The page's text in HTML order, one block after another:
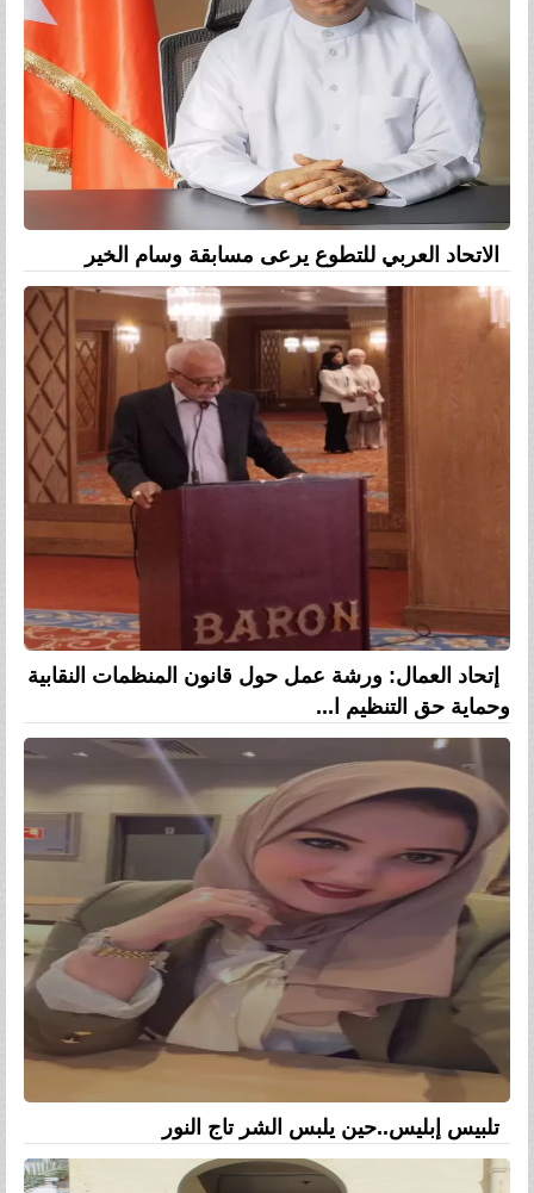
الاتحاد العربي للتطوع يرعى مسابقة وسام الخير
إتحاد العمال: ورشة عمل حول قانون المنظمات النقابية
وحماية حق التنظيم ا...
تلبيس إبليس..حين يلبس الشر تاج النور